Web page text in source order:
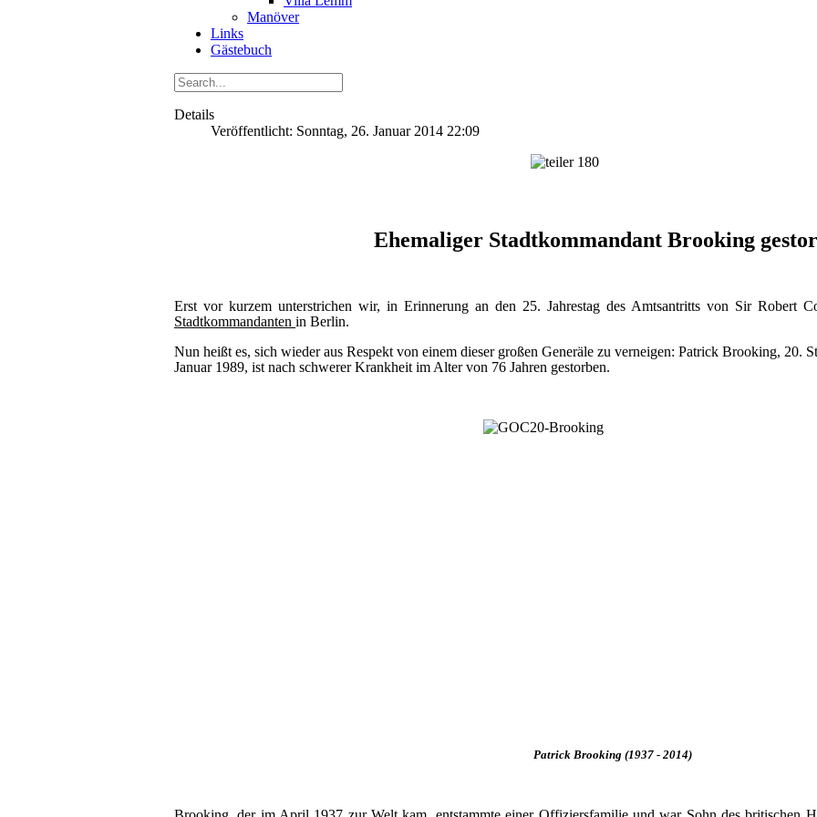
Manöver
Links
Gästebuch
Details
Veröffentlicht: Sonntag, 26. Januar 2014 22:09
Ehemaliger Stadtkommandant Brooking
Erst vor kurzem unterstrichen wir, in Erinnerung an den 25. Jahrestag des Amtsantritts von Sir Robert
Stadtkommandanten in Berlin.
Nun heißt es, sich wieder aus Respekt von einem dieser großen Generäle zu verneigen: Patrick Brooking, 20.
Januar 1989, ist nach schwerer Krankheit im Alter von 76 Jahren gestorben.
Patrick Brooking (1937 - 2014)